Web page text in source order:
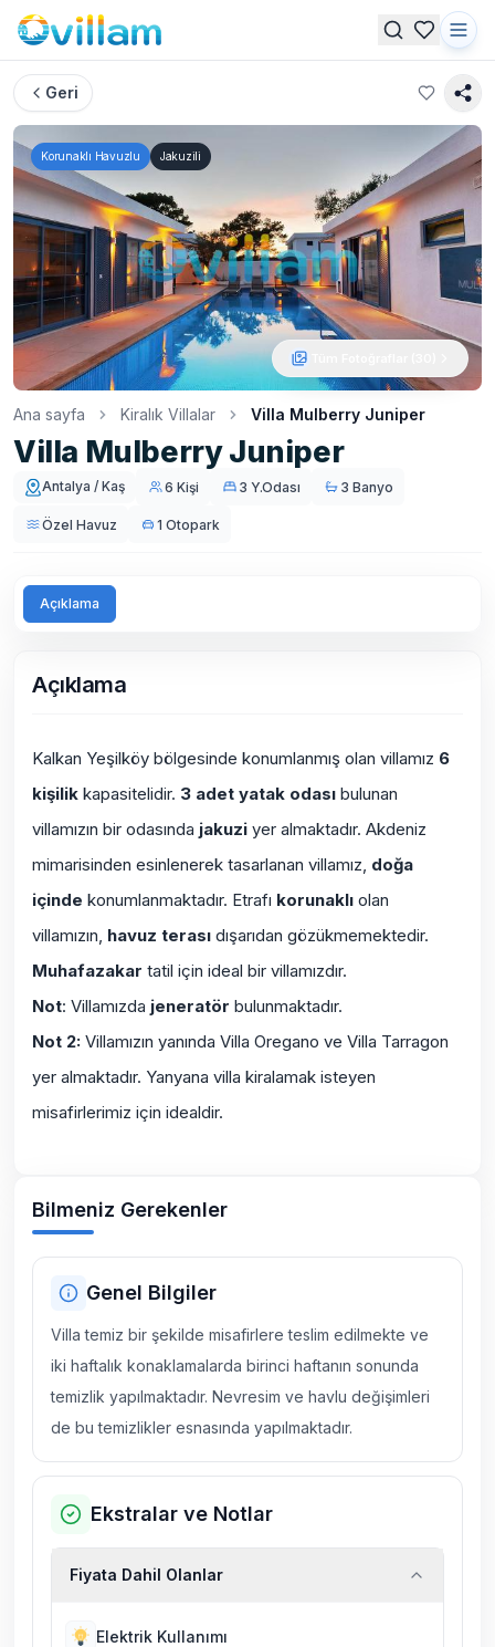
Geri
Korunaklı Havuzlu Jakuzili
Ana sayfa Kiralık Villalar Villa Mulberry Juniper
Villa Mulberry Juniper
Antalya / Kaş 6 Kişi 3 Y.Odası 3 Banyo
Özel Havuz 1 Otopark
Açıklama
Açıklama
Kalkan Yeşilköy bölgesinde konumlanmış olan villamız 6
kişilik kapasitelidir. 3 adet yatak odası bulunan
villamızın bir odasında jakuzi yer almaktadır. Akdeniz
mimarisinden esinlenerek tasarlanan villamız, doğa
içinde konumlanmaktadır. Etrafı korunaklı olan
villamızın, havuz terası dışarıdan gözükmemektedir.
Muhafazakar tatil için ideal bir villamızdır.
Not: Villamızda jeneratör bulunmaktadır.
Not 2: Villamızın yanında Villa Oregano ve Villa Tarragon
yer almaktadır. Yanyana villa kiralamak isteyen
misafirlerimiz için idealdir.
Bilmeniz Gerekenler
Genel Bilgiler
Villa temiz bir şekilde misafirlere teslim edilmekte ve
iki haftalık konaklamalarda birinci haftanın sonunda
temizlik yapılmaktadır. Nevresim ve havlu değişimleri
de bu temizlikler esnasında yapılmaktadır.
Ekstralar ve Notlar
Fiyata Dahil Olanlar
Elektrik Kullanımı